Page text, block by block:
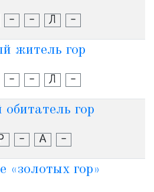
- - Л -
житель гор
- - Л -
обитатель гор
- А -
«золотых гор»